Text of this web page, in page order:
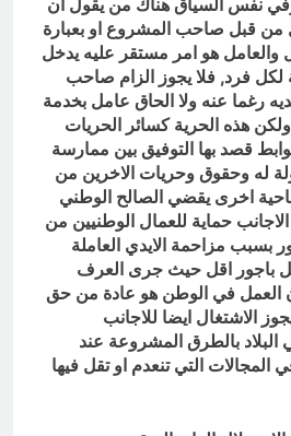
نفس السياق هناك من يقول ان
من قبل صاحب المشروع او بعبارة
هو امر مستقر عليه يدخل
فرد, فلا يجوز الزام صاحب
رغما عنه ولا الحاق عامل بخدمة
هذه الحرية كسائر الحريات
قصد بها التوفيق بين ممارسة
له وحقوق وحريات الاخرين من
اخرى يقضي الصالح الوطني
حماية للعمال الوطنيين من
بسبب مزاحمة الايدي العاملة
باجور اقل حيث جرى العرف
العمل في الوطن هو عادة من حق
الاشتغال ايضا للاجانب
بالطرق المشروعة عند
التي تنعدم او تقل فيها